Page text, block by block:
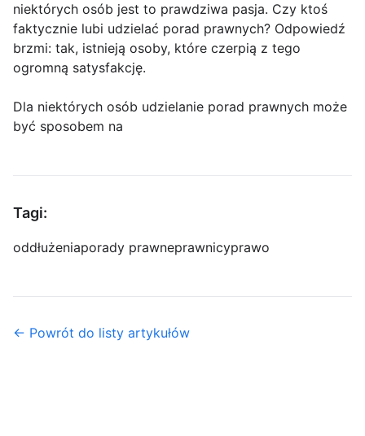
niektórych osób jest to prawdziwa pasja. Czy ktoś
faktycznie lubi udzielać porad prawnych? Odpowiedź
brzmi: tak, istnieją osoby, które czerpią z tego
ogromną satysfakcję.
Dla niektórych osób udzielanie porad prawnych może
być sposobem na
Tagi:
oddłużeniaporady prawneprawnicyprawo
← Powrót do listy artykułów